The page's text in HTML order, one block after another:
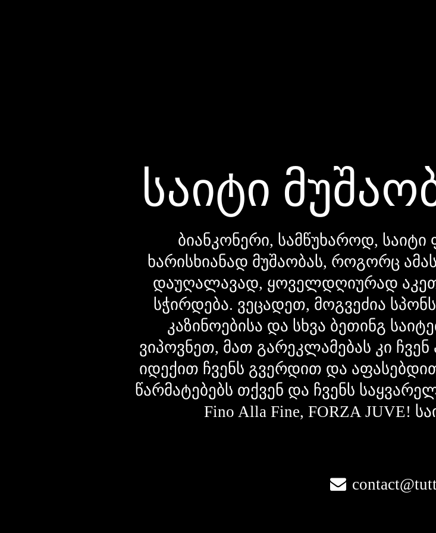
საიტი
ბიანკონერი, სამწუხაროდ, საიტი
ხარისხიანად მუშაობას, როგორც
დაუღალავად, ყოველდღიურად
სჭირდება. ვეცადეთ, მოგვეძია
კაზინოებისა და სხვა ბეთინგ
ვიპოვნეთ, მათ გარეკლამებას კი
იდექით ჩვენს გვერდით და
წარმატებებს თქვენ და ჩვენს
Fino Alla Fine, FORZA JUVE!